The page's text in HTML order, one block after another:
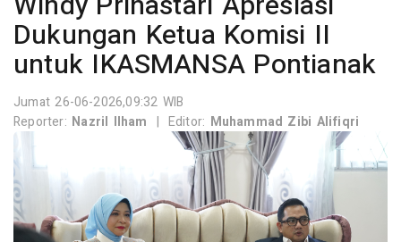
Dukungan Ketua Komisi II
untuk IKASMANSA Pontianak
Jumat 26-06-2026,09:32 WIB
Reporter: Nazril Ilham | Editor: Muhammad Zibi Alifiqri